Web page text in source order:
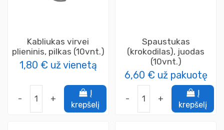
Kabliukas virvei
plieninis, pilkas (10vnt.)
1,80 € už vienetą
- +
Į
krepšelį
Spaustukas
(krokodilas), juodas
(10vnt.)
6,60 € už pakuotę
- +
Į
krepšelį